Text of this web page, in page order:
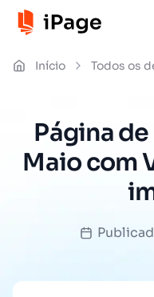
Início Todos os
Página
Maio com